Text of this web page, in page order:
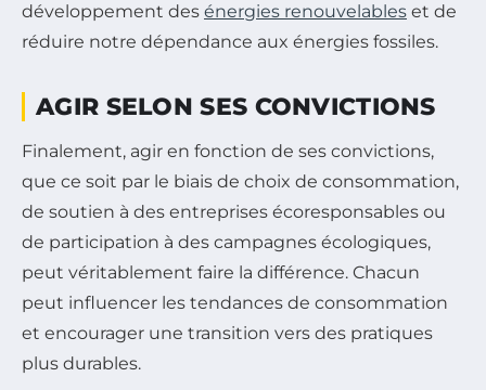
développement des énergies renouvelables et de
réduire notre dépendance aux énergies fossiles.
AGIR SELON SES CONVICTIONS
Finalement, agir en fonction de ses convictions,
que ce soit par le biais de choix de consommation,
de soutien à des entreprises écoresponsables ou
de participation à des campagnes écologiques,
peut véritablement faire la différence. Chacun
peut influencer les tendances de consommation
et encourager une transition vers des pratiques
plus durables.